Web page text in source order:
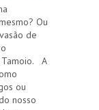
Ou
de
Tamoio. A
ou
nosso